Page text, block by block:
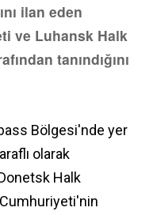
ilan eden
ve Luhansk Halk
tanındığını
Bölgesi'nde yer
olarak
Halk